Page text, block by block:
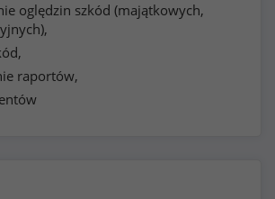
oględzin szkód (majątkowych,
raportów,